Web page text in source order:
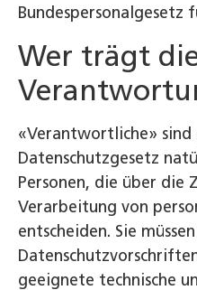
Bundespersonalgesetz
Wer trägt
«Verantwortliche» sind
Datenschutzgesetz
Personen, die über die
Verarbeitung von
entscheiden. Sie
geeignete technische